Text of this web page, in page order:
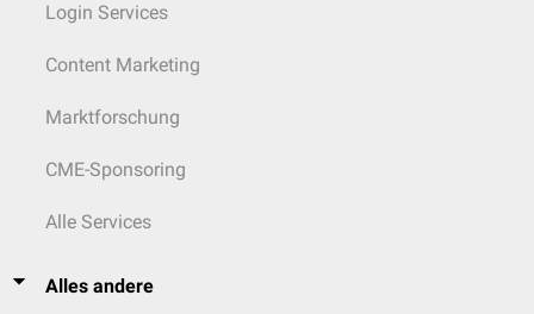
Login Services
Content Marketing
Marktforschung
CME-Sponsoring
Alle Services
Alles andere